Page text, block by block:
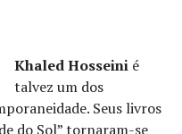
Khaled Hosseini é
talvez um dos
Seus livros
do Sol” tornaram-se